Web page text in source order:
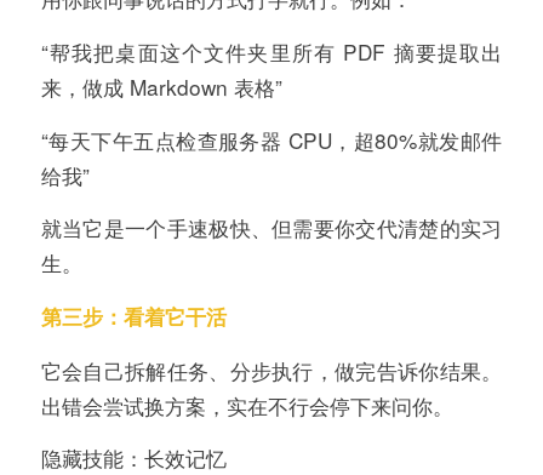
“帮我把桌面这个文件夹里所有 PDF 摘要提取出
来，做成 Markdown 表格”
“每天下午五点检查服务器 CPU，超80%就发邮件
给我”
就当它是一个手速极快、但需要你交代清楚的实习
生。
第三步：看着它干活
它会自己拆解任务、分步执行，做完告诉你结果。
出错会尝试换方案，实在不行会停下来问你。
隐藏技能：长效记忆